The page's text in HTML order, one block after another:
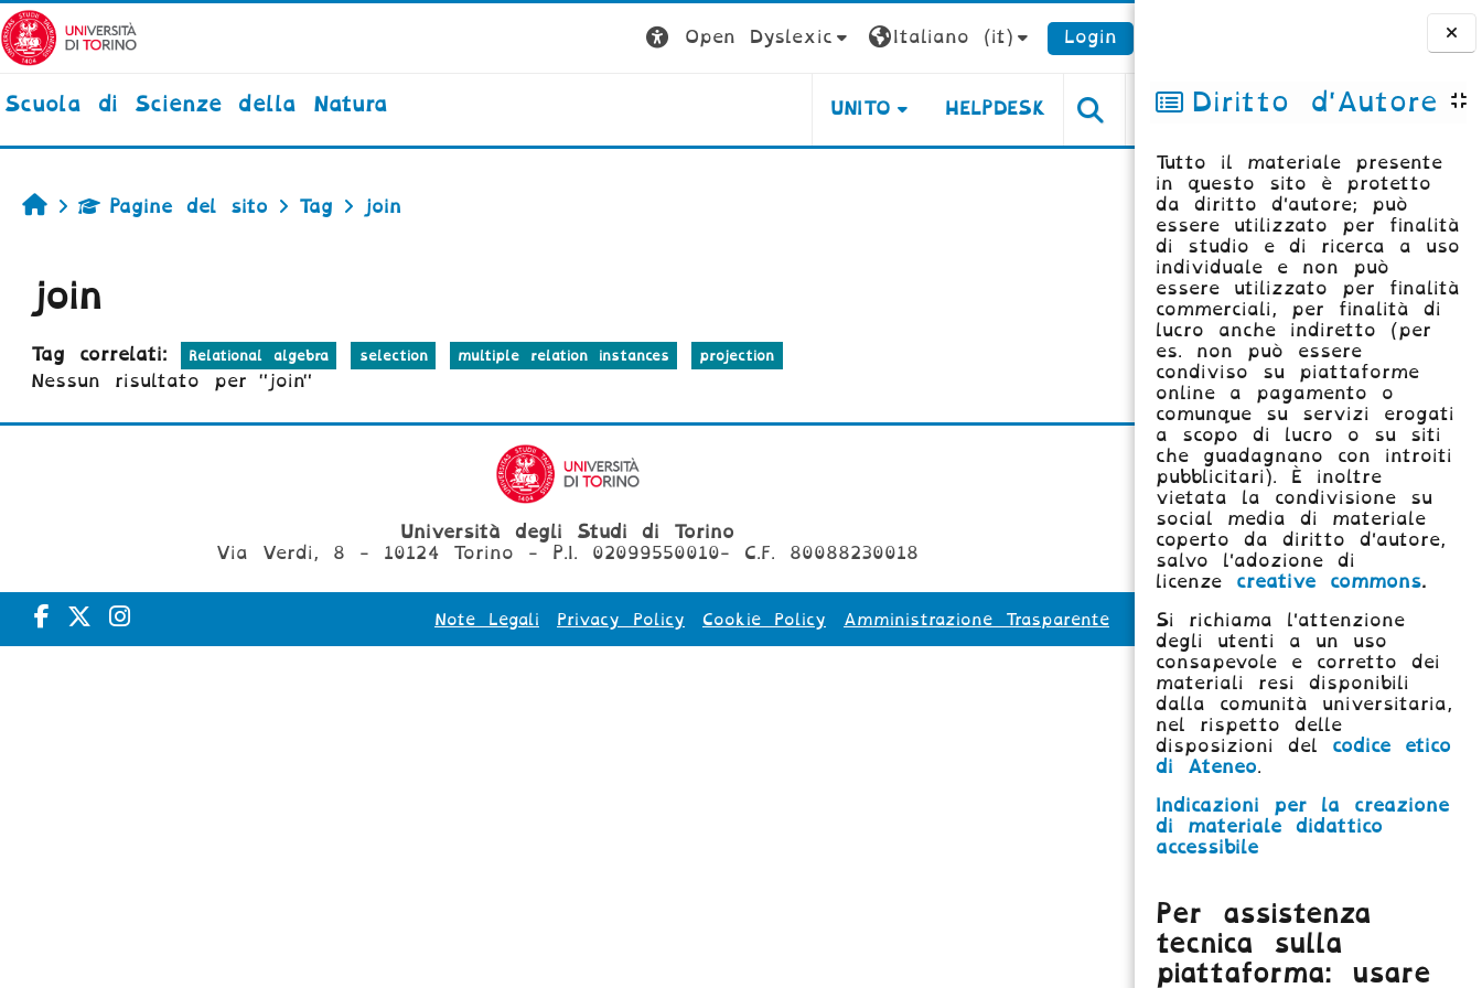
Vai al contenuto principale
Blocchi
Diritto d'Autore
Tutto il materiale presente
in questo sito è protetto
da diritto d'autore; può
essere utilizzato per finalità
di studio e di ricerca a uso
individuale e non può
essere utilizzato per finalità
commerciali, per finalità di
lucro anche indiretto (per
es. non può essere
condiviso su piattaforme
online a pagamento o
comunque su servizi erogati
a scopo di lucro o su siti
che guadagnano con introiti
pubblicitari). È inoltre
vietata la condivisione su
social media di materiale
coperto da diritto d'autore,
salvo l'adozione di
licenze creative commons.
Si richiama l'attenzione
degli utenti a un uso
consapevole e corretto dei
materiali resi disponibili
dalla comunità universitaria,
nel rispetto delle
disposizioni del codice etico
di Ateneo.
Indicazioni per la creazione
di materiale didattico
accessibile
Per assistenza
tecnica sulla
piattaforma: usare
Open Dyslexic Italiano ‎(it)‎ Login
Scuola di Scienze della Natura UNITO HELPDESK
HomePagine del sito Tag join
join
Tag correlati: Relational algebra selection multiple relation instances projection
Nessun risultato per "join"
Università degli Studi di Torino
Via Verdi, 8 - 10124 Torino - P.I. 02099550010- C.F. 80088230018
Note Legali Privacy Policy Cookie Policy Amministrazione Trasparente